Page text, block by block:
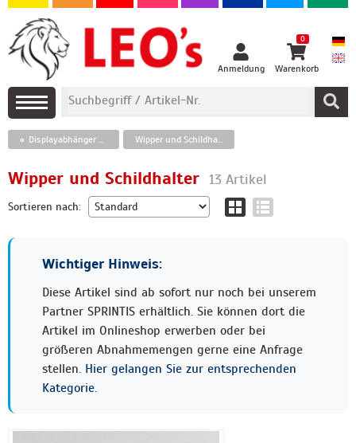
Anmeldung
0
Warenkorb
Displayabhänger und Befestigungen, Wipper, Saugnäpfe Wipper und Schildhalter
Wipper und Schildhalter 13 Artikel
Sortieren nach:
Wichtiger Hinweis:
Diese Artikel sind ab sofort nur noch bei unserem
Partner SPRINTIS erhältlich. Sie können dort die
Artikel im Onlineshop erwerben oder bei
größeren Abnahmemengen gerne eine Anfrage
stellen. Hier gelangen Sie zur entsprechenden
Kategorie.